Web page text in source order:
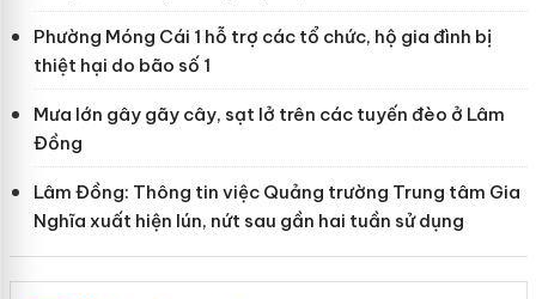
Phường Móng Cái 1 hỗ trợ các tổ chức, hộ gia đình bị
thiệt hại do bão số 1
Mưa lớn gây gãy cây, sạt lở trên các tuyến đèo ở Lâm
Đồng
Lâm Đồng: Thông tin việc Quảng trường Trung tâm Gia
Nghĩa xuất hiện lún, nứt sau gần hai tuần sử dụng